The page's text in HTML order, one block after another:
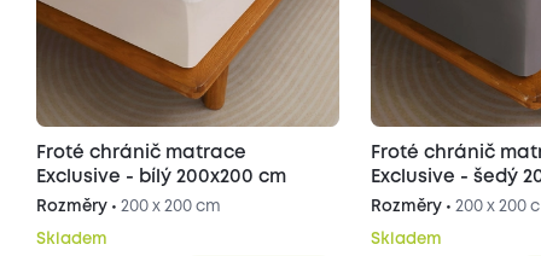
Froté chránič matrace
Exclusive - bílý 200x200 cm
Rozměry • 200 x 200 cm
Skladem
Froté chránič
Exclusive - šedý
Rozměry •200 x 200
Skladem